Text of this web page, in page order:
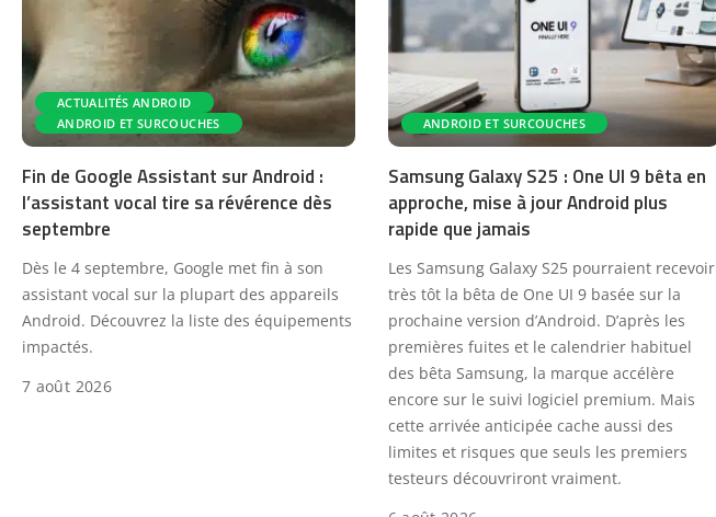
ACTUALITÉS ANDROID
ANDROID ET SURCOUCHES
Fin de Google Assistant sur Android :
l’assistant vocal tire sa révérence dès
septembre
Dès le 4 septembre, Google met fin à son
assistant vocal sur la plupart des appareils
Android. Découvrez la liste des équipements
impactés.
7 août 2026
ANDROID ET SURCOUCHES
Samsung Galaxy S25 : One UI 9 bêta en
approche, mise à jour Android plus
rapide que jamais
Les Samsung Galaxy S25 pourraient recevoir
très tôt la bêta de One UI 9 basée sur la
prochaine version d’Android. D’après les
premières fuites et le calendrier habituel
des bêta Samsung, la marque accélère
encore sur le suivi logiciel premium. Mais
cette arrivée anticipée cache aussi des
limites et risques que seuls les premiers
testeurs découvriront vraiment.